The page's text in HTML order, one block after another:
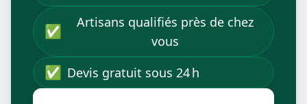
✅
Artisans qualifiés près de chez
vous
✅ Devis gratuit sous 24 h